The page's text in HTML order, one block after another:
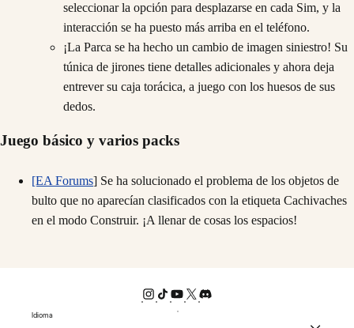
seleccionar la opción para desplazarse en cada Sim, y la
interacción se ha puesto más arriba en el teléfono.
¡La Parca se ha hecho un cambio de imagen siniestro! Su
túnica de jirones tiene detalles adicionales y ahora deja
entrever su caja torácica, a juego con los huesos de sus
dedos.
Juego básico y varios packs
[EA Forums] Se ha solucionado el problema de los objetos de
bulto que no aparecían clasificados con la etiqueta Cachivaches
en el modo Construir. ¡A llenar de cosas los espacios!
Idioma